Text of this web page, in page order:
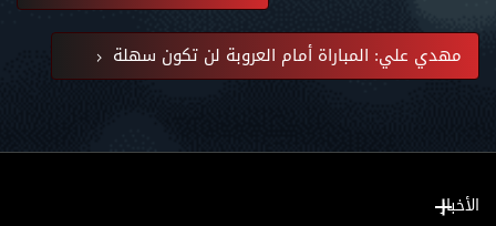
مهدي علي: المباراة أمام العروبة لن تكون سهلة
الأخبار